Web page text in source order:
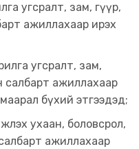
угсралт, зам, гүүр,
ажиллахаар ирэх
угсралт, зам,
салбарт ажиллахаар
бүхий этгээдэд;
ухаан, боловсрол,
ажиллахаар